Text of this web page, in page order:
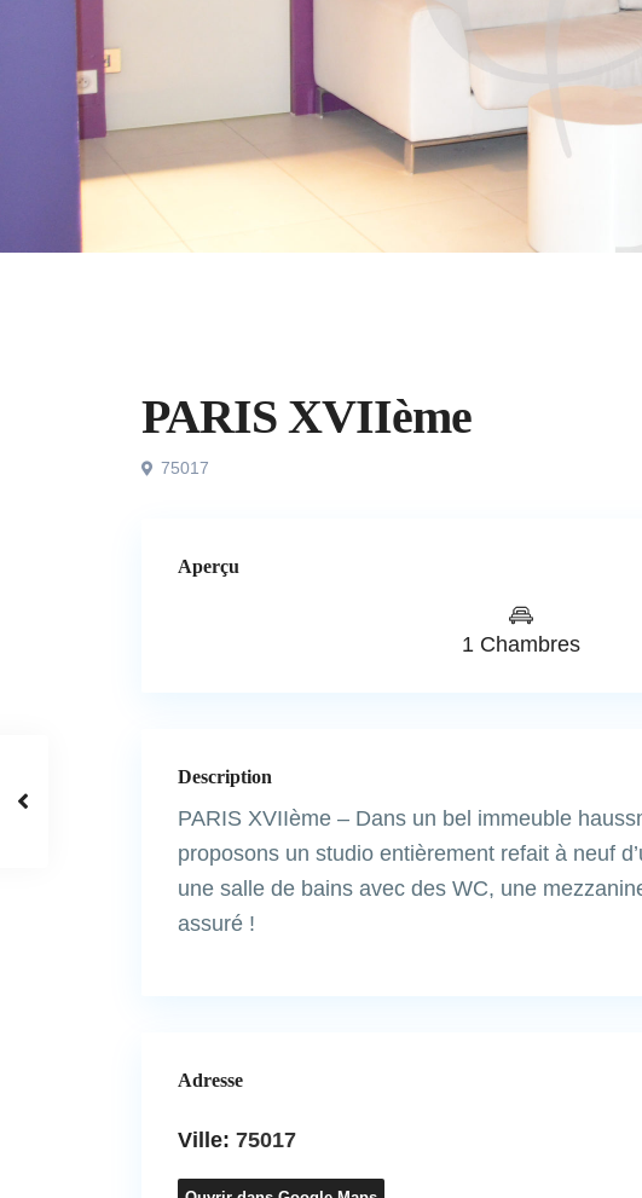
PARIS XVIIème
75017
Aperçu
1 Chambres
Description
PARIS XVIIème – Dans un bel immeuble
proposons un studio entièrement refait à neuf
une salle de bains avec des WC, une
assuré !
Adresse
Ville: 75017